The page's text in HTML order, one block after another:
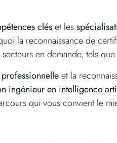
cléset les
la reconnaissance de
en demande, tels
et la
ingénieur en intelligence
qui vous convient le